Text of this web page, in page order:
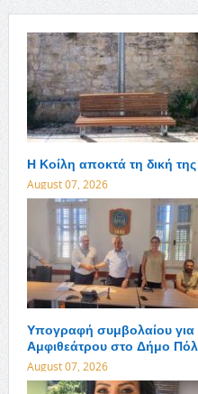
Η Κοίλη αποκτά τη δική
August 07, 2026
Υπογραφή συμβολαίου για
Αμφιθεάτρου στο Δήμο
August 07, 2026